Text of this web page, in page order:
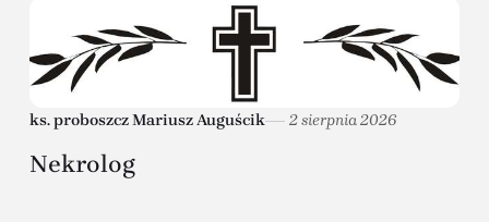
ks. proboszcz Mariusz Auguścik 2 sierpnia 2026
Nekrolog